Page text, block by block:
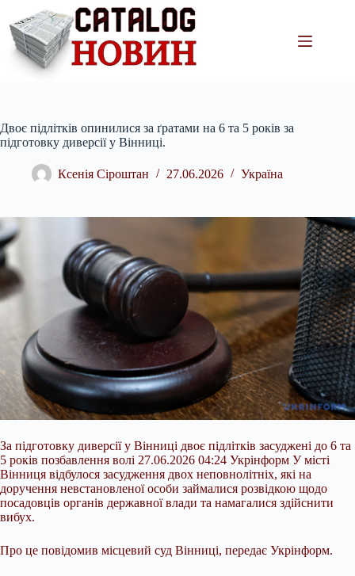
вмісту
Двоє підлітків опинилися за ґратами на 6 та 5 років за
підготовку диверсії у Вінниці.
Ксенія Сіроштан 27.06.2026 Україна
За підготовку диверсії у Вінниці двоє підлітків засуджені до 6 та
5 років позбавлення волі 27.06.2026 04:24 Укрінформ У місті
Вінниця відбулося засудження двох неповнолітніх, які на
доручення невстановленої особи займалися розвідкою щодо
посадовців органів державної влади та намагалися здійснити
вибух.
Про це повідомив місцевий суд Вінниці, передає Укрінформ.